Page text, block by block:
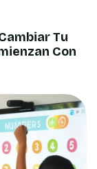
Tu
Con